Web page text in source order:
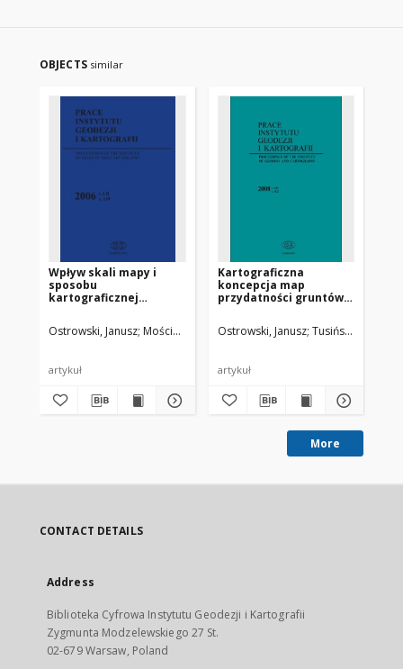
OBJECTS similar
Wpływ skali mapy i
sposobu
kartograficznej
odzwierciedlenie
struktury pokrywy
Ostrowski, Janusz Mościcka, Albina Wrochna, Anna
artykuł
Kartograficzna
koncepcja map
przydatności gruntów
energetycznych
Ostrowski, Janusz Tusiński, Edmund
artykuł
More
CONTACT DETAILS
Address
Biblioteka Cyfrowa Instytutu Geodezji i Kartografii
Zygmunta Modzelewskiego 27 St.
02-679 Warsaw, Poland